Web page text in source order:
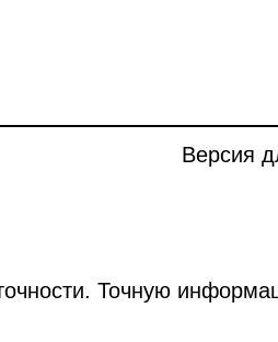
Версия
Точную